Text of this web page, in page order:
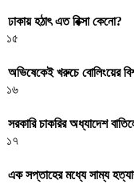
ঢাকায় হঠাৎ এত রিক্সা কেনো?
১৫
অভিষেকেই খরুচে বোলিংয়ের
১৬
সরকারি চাকরির অধ্যাদেশ
১৭
এক সপ্তাহের মধ্যে সাম্য